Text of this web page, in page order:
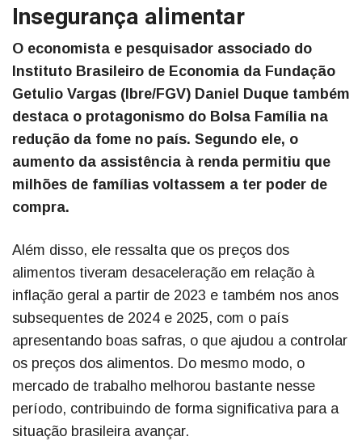
Insegurança alimentar
O economista e pesquisador associado do
Instituto Brasileiro de Economia da Fundação
Getulio Vargas (Ibre/FGV) Daniel Duque também
destaca o protagonismo do Bolsa Família na
redução da fome no país. Segundo ele, o
aumento da assistência à renda permitiu que
milhões de famílias voltassem a ter poder de
compra.
Além disso, ele ressalta que os preços dos
alimentos tiveram desaceleração em relação à
inflação geral a partir de 2023 e também nos anos
subsequentes de 2024 e 2025, com o país
apresentando boas safras, o que ajudou a controlar
os preços dos alimentos. Do mesmo modo, o
mercado de trabalho melhorou bastante nesse
período, contribuindo de forma significativa para a
situação brasileira avançar.